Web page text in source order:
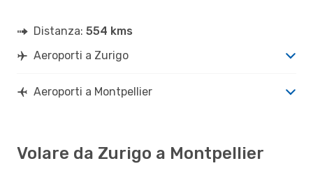
Distanza: 554 kms
Aeroporti a Zurigo
Aeroporti a Montpellier
Volare da Zurigo a Montpellier